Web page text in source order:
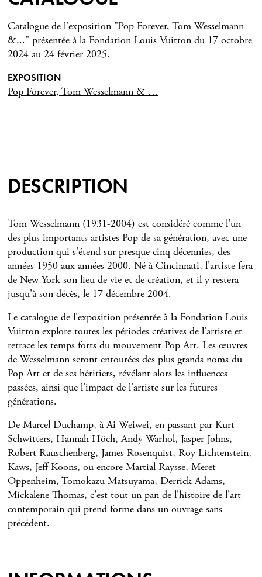
Catalogue de l'exposition "Pop Forever, Tom Wesselmann
&..." présentée à la Fondation Louis Vuitton du 17 octobre
2024 au 24 février 2025.
EXPOSITION
Pop Forever, Tom Wesselmann & …
DESCRIPTION
Tom Wesselmann (1931-2004) est considéré comme l'un
des plus importants artistes Pop de sa génération, avec une
production qui s'étend sur presque cinq décennies, des
années 1950 aux années 2000. Né à Cincinnati, l'artiste fera
de New York son lieu de vie et de création, et il y restera
jusqu'à son décès, le 17 décembre 2004.
Le catalogue de l'exposition présentée à la Fondation Louis
Vuitton explore toutes les périodes créatives de l'artiste et
retrace les temps forts du mouvement Pop Art. Les œuvres
de Wesselmann seront entourées des plus grands noms du
Pop Art et de ses héritiers, révélant alors les influences
passées, ainsi que l'impact de l'artiste sur les futures
générations.
De Marcel Duchamp, à Ai Weiwei, en passant par Kurt
Schwitters, Hannah Höch, Andy Warhol, Jasper Johns,
Robert Rauschenberg, James Rosenquist, Roy Lichtenstein,
Kaws, Jeff Koons, ou encore Martial Raysse, Meret
Oppenheim, Tomokazu Matsuyama, Derrick Adams,
Mickalene Thomas, c'est tout un pan de l'histoire de l'art
contemporain qui prend forme dans un ouvrage sans
précédent.